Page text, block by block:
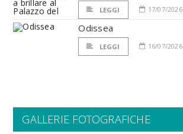
LEGGI 17/07/2026
Odissea
LEGGI 16/07/2026
GALLERIE FOTOGRAFICHE